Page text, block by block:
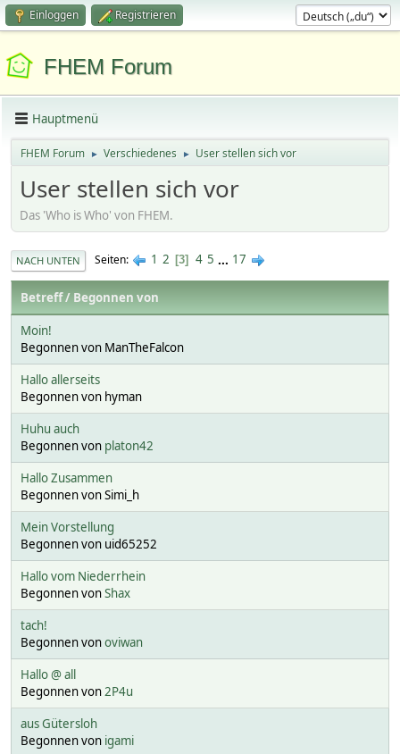
Einloggen Registrieren
FHEM Forum
Hauptmenü
FHEM Forum ► Verschiedenes ► User stellen sich vor
User stellen sich vor
Das 'Who is Who' von FHEM.
NACH UNTEN Seiten 1 2 3 4 5 ... 17
Betreff/ Begonnen von
Moin!
Begonnen von ManTheFalcon
Hallo allerseits
Begonnen von hyman
Huhu auch
Begonnen von platon42
Hallo Zusammen
Begonnen von Simi_h
Mein Vorstellung
Begonnen von uid65252
Hallo vom Niederrhein
Begonnen vonShax
tach!
Begonnen vonoviwan
Hallo @ all
Begonnen von 2P4u
aus Gütersloh
Begonnen von igami